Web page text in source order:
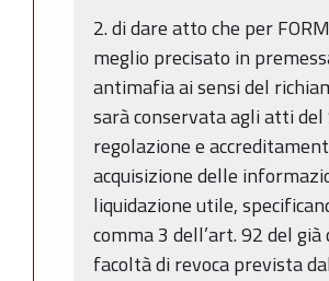
2. di dare atto che per
meglio precisato in
antimafia ai sensi del
sarà conservata agli atti
regolazione e
acquisizione delle
liquidazione utile,
comma 3 dell’art. 92 del
facoltà di revoca prevista